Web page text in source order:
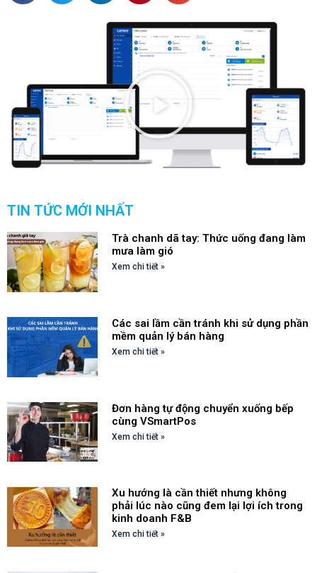
TIN TỨC MỚI NHẤT
Trà chanh dã tay: Thức uống đang làm
mưa làm gió
Xem chi tiết »
Các sai lầm cần tránh khi sử dụng phần
mềm quản lý bán hàng
Xem chi tiết »
Đơn hàng tự động chuyển xuống bếp
cùng VSmartPos
Xem chi tiết »
Xu hướng là cần thiết nhưng không
phải lúc nào cũng đem lại lợi ích trong
kinh doanh F&B
Xem chi tiết »